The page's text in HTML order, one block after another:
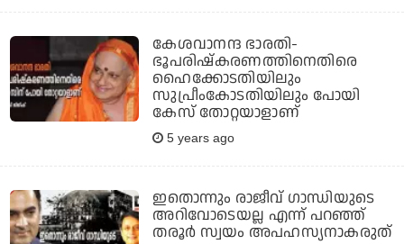
കേശവാനന്ദ ഭാരതി-
ഭൂപരിഷ്‌കരണത്തിനെതിരെ
ഹൈക്കോടതിയിലും
സുപ്രീംകോടതിയിലും പോയി
കേസ് തോറ്റയാളാണ്
5 years ago
ഇതൊന്നും രാജീവ് ഗാന്ധിയുടെ
അറിവോടെയല്ല എന്ന് പറഞ്ഞ്
തരൂര്‍ സ്വയം അപഹസ്യനാകരുത്